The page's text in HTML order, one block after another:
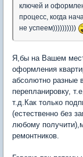
ключей и
процесс, когда
не успеем))))))))))
Я,бы на Вашем
оформления
абсолютно разные
перепланировку,
т.д.Как только
(естественно без
любому
ремонтников.